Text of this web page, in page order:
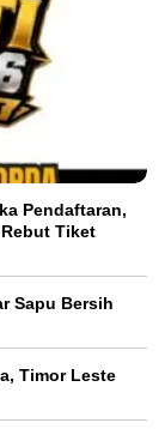
Pendaftaran,
Tiket
Sapu Bersih
Timor Leste